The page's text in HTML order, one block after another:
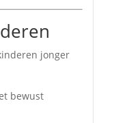
jonger
bewust